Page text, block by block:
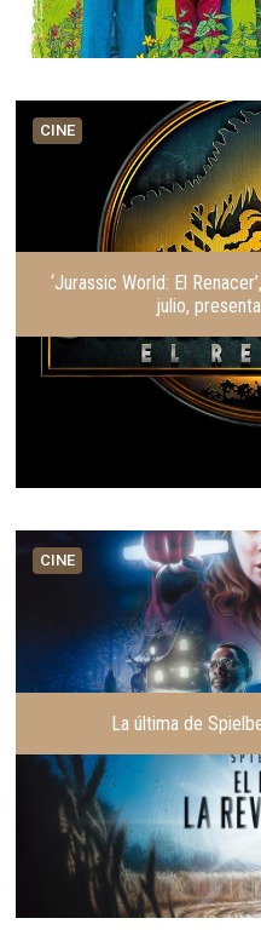
CINE
‘Jurassic World: El
julio,
CINE
La última de